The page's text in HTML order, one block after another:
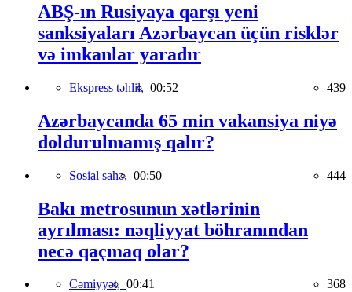
ABŞ-ın Rusiyaya qarşı yeni
sanksiyaları Azərbaycan üçün risklər
və imkanlar yaradır
Ekspress təhlil, 00:52 439
Azərbaycanda 65 min vakansiya niyə
doldurulmamış qalır?
Sosial sahə, 00:50 444
Bakı metrosunun xətlərinin
ayrılması: nəqliyyat böhranından
necə qaçmaq olar?
Cəmiyyət, 00:41 368